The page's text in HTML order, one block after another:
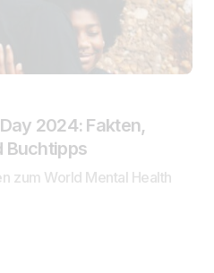
2024: Fakten,
Buchtipps
zum World Mental Health